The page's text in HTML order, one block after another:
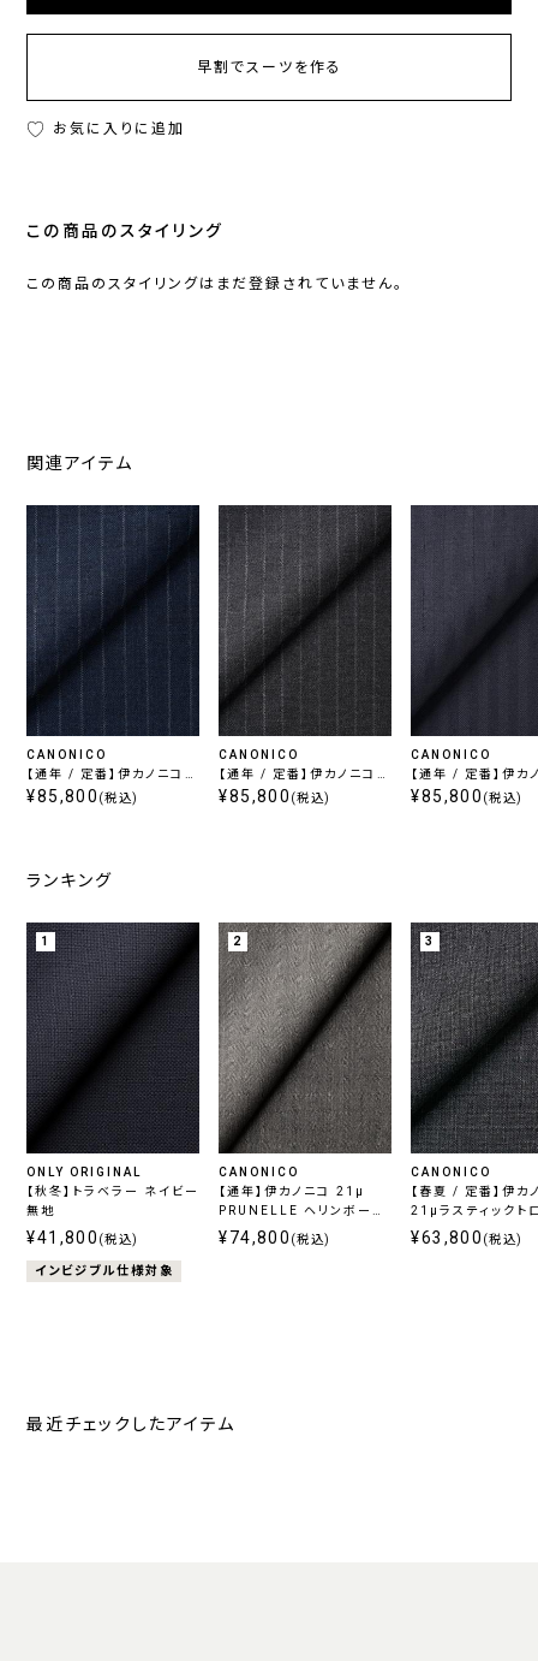
早割でスーツを作る
お気に入りに追加
この商品のスタイリング
この商品のスタイリングはまだ登録されていません。
関連アイテム
CANONICO
【通年 / 定番】伊カノニコ
スーパー110’s / ブルース
¥85,800 (税込)
CANONICO
【通年 / 定番】伊カノニコ
スーパー110’s / チャコー
¥85,800 (税込)
CANONICO
【通年 / 定番】伊カ
スーパー 110's ネ
¥85,800 (税込)
ランキング
1
ONLY ORIGINAL
【秋冬】トラベラー ネイビー
無地
¥41,800 (税込)
インビジブル仕様対象
2
CANONICO
【通年】伊カノニコ 21μ
PRUNELLE ヘリンボーン
グレー
¥74,800 (税込)
3
CANONICO
【春夏 / 定番】伊カ
21μラスティックト
グレー
¥63,800 (税込)
最近チェックしたアイテム